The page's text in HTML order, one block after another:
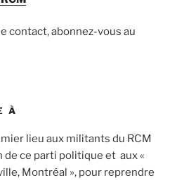
contact, abonnez-vous au
À
lieu aux militants du RCM
de ce parti politique et aux «
Montréal », pour reprendre